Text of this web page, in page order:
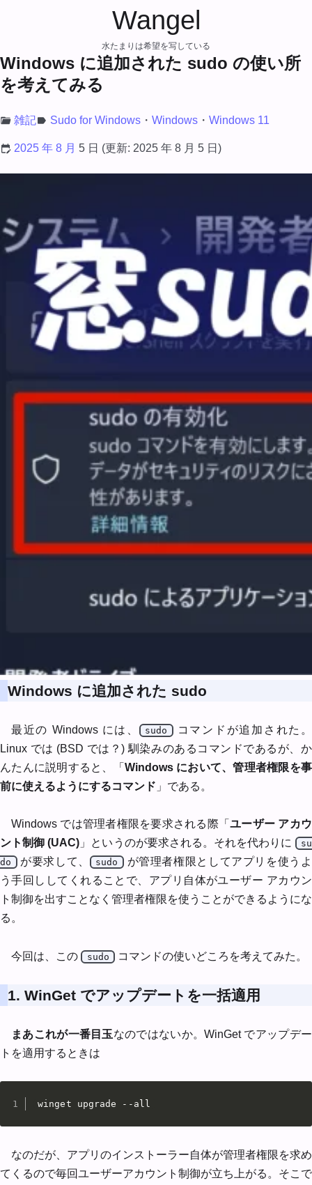
Wangel
水たまりは希望を写している
Windows に追加された sudo の使い所
を考えてみる
雑記 Sudo for Windows Windows Windows 11
2025 年 8 月 5 日 (更新: 2025 年 8 月 5 日 )
Windows に追加された sudo
最近の Windows には、 sudo
コマンドが追加された。
Linux では (BSD では？) 馴染みのあるコマンドであるが、か
んたんに説明すると、「 Windows において、管理者権限を事
前に使えるようにするコマンド 」である。
Windows では管理者権限を要求される際「ユーザー アカウ
ント制御 (UAC) 」というのが要求される。それを代わりに
su
do
が要求して、 sudo
が管理者権限としてアプリを使うよ
う手回ししてくれることで、アプリ自体がユーザー アカウン
ト制御を出すことなく管理者権限を使うことができるようにな
る。
今回は、この sudo コマンドの使いどころを考えてみた。
1. WinGet でアップデートを一括適用
まあこれが一番目玉なのではないか。WinGet でアップデー
トを適用するときは
winget upgrade --all
なのだが、アプリのインストーラー自体が管理者権限を求め
てくるので毎回ユーザーアカウント制御が立ち上がる。そこで